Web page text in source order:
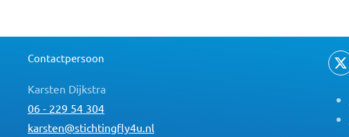
Contactpersoon
Karsten Dijkstra
06 - 229 54 304
karsten@stichtingfly4u.nl